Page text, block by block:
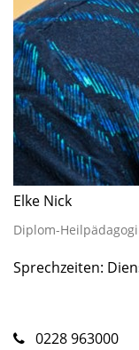
Elke Nick
Diplom-
Sprechzeiten:
0228 963000